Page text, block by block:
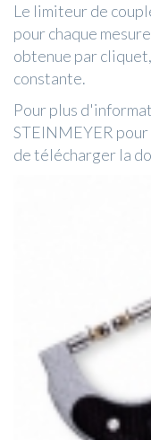
Le limiteur de
pour chaque
obtenue par
constante.
Pour plus
STEINMEYER
de télécharger la